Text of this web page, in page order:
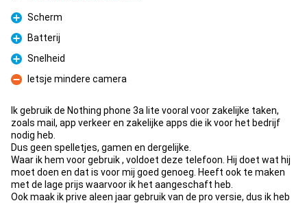
Pro
Scherm
Pro
Batterij
Pro
Snelheid
Con
Ietsje mindere camera
Ik gebruik de Nothing phone 3a lite vooral voor zakelijke taken,
zoals mail, app verkeer en zakelijke apps die ik voor het bedrijf
nodig heb.
Dus geen spelletjes, gamen en dergelijke.
Waar ik hem voor gebruik , voldoet deze telefoon. Hij doet wat hij
moet doen en dat is voor mij goed genoeg. Heeft ook te maken
met de lage prijs waarvoor ik het aangeschaft heb.
Ook maak ik prive aleen jaar gebruik van de pro versie, dus ik heb